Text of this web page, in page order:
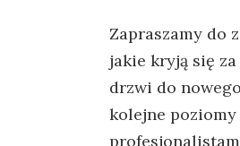
Zapraszamy do
jakie kryją się‌
drzwi do
kolejne